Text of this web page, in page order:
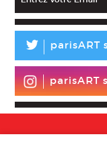
L parisART
parisART